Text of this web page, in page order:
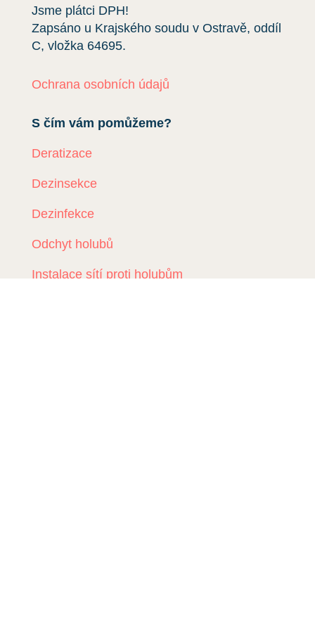
Jsme plátci DPH!
Zapsáno u Krajského soudu v Ostravě, oddíl
C, vložka 64695.
Ochrana osobních údajů
S čím vám pomůžeme?
Deratizace
Dezinsekce
Dezinfekce
Odchyt holubů
Instalace sítí proti holubům